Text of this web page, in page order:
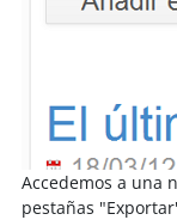
Accedemos a una
pestañas